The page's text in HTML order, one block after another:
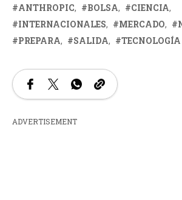
ANTHROPIC BOLSA
CIENCIA
INTERNACIONALES
MERCADO
PREPARA
SALIDA TECNOLOGÍA
ADVERTISEMENT